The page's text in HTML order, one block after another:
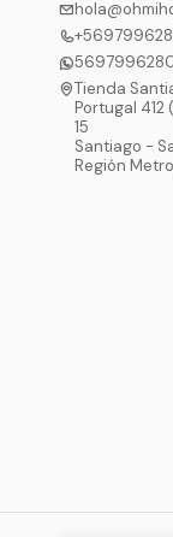
Tienda
Portugal 412
15
Santiago -
Región